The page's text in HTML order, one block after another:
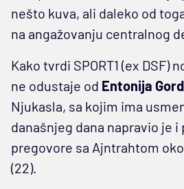
nešto kuva, ali daleko od
na angažovanju centralnog
Kako tvrdi SPORT1 (ex DSF)
ne odustaje od Entonija
Njukasla, sa kojim ima
današnjeg dana napravio je
pregovore sa Ajntrahtom oko
(22).